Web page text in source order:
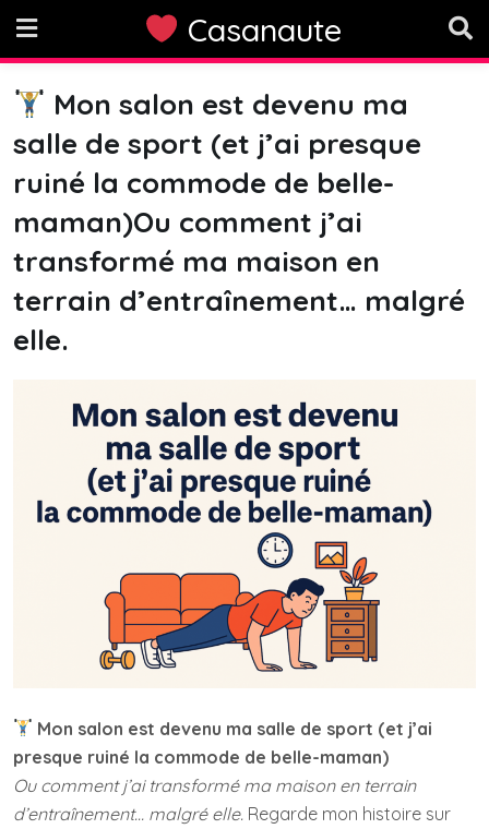
content
Casanaute
Mon salon est devenu ma
salle de sport (et j’ai presque
ruiné la commode de belle-
maman)Ou comment j’ai
transformé ma maison en
terrain d’entraînement… malgré
elle.
Mon salon est devenu ma salle de sport (et j’ai
presque ruiné la commode de belle-maman)
Ou comment j’ai transformé ma maison en terrain
d’entraînement… malgré elle. Regarde mon histoire sur